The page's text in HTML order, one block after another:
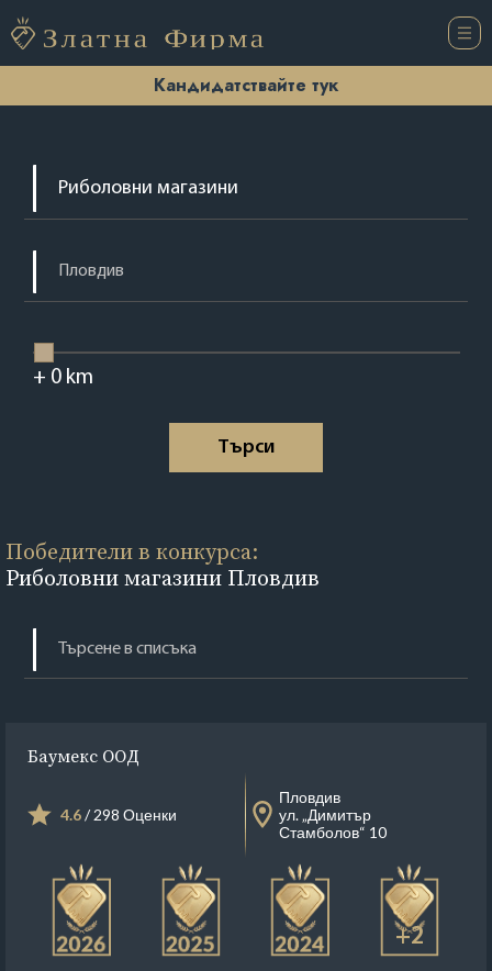
Кандидатствайте тук
+ 0km
Tърси
Победители в конкурса:
Риболовни магазини Пловдив
Баумекс ООД
4.6/ 298 Оценки
Пловдив
ул. „Димитър
Стамболов“ 10
+2